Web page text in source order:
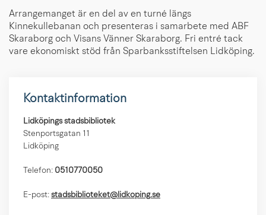
Arrangemanget är en del av en turné längs
Kinnekullebanan och presenteras i samarbete med ABF
Skaraborg och Visans Vänner Skaraborg. Fri entré tack
vare ekonomiskt stöd från Sparbanksstiftelsen Lidköping.
Kontaktinformation
Lidköpings stadsbibliotek
Stenportsgatan 11
Lidköping
Telefon: 0510770050
E-post: stadsbiblioteket@lidkoping.se